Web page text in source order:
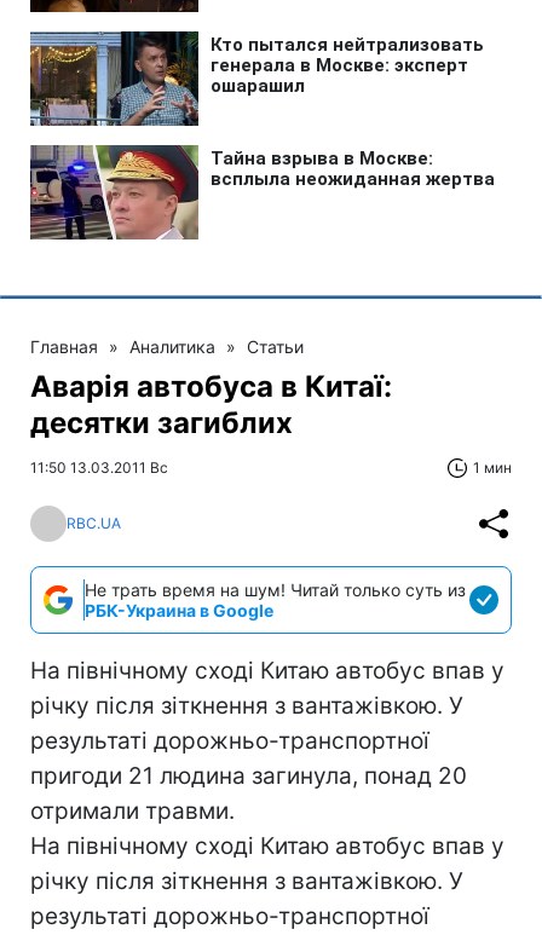
Главная » Аналитика » Статьи
Аварія автобуса в Китаї:
десятки загиблих
11:50 13.03.2011 Вс 1 мин
RBC.UA
Не трать время на шум! Читай только суть из
РБК-Украина в Google
На північному сході Китаю автобус впав у
річку після зіткнення з вантажівкою. У
результаті дорожньо-транспортної
пригоди 21 людина загинула, понад 20
отримали травми.
На північному сході Китаю автобус впав у
річку після зіткнення з вантажівкою. У
результаті дорожньо-транспортної